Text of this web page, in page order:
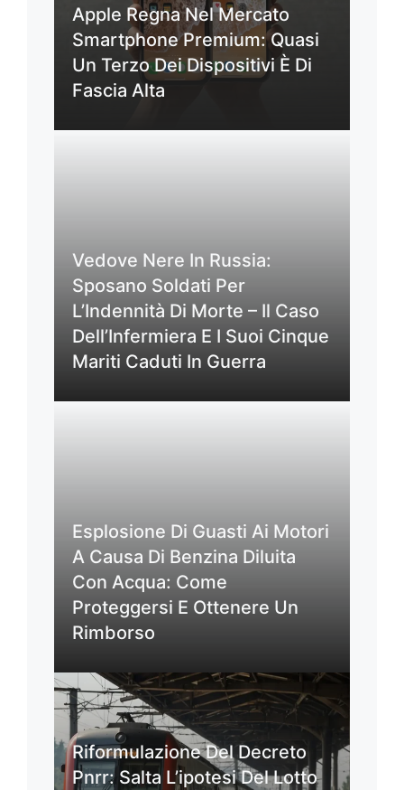
Apple Regna Nel Mercato
Smartphone Premium: Quasi
Un Terzo Dei Dispositivi È Di
Fascia Alta
Vedove Nere In Russia:
Sposano Soldati Per
L’Indennità Di Morte – Il Caso
Dell’Infermiera E I Suoi Cinque
Mariti Caduti In Guerra
Esplosione Di Guasti Ai Motori
A Causa Di Benzina Diluita
Con Acqua: Come
Proteggersi E Ottenere Un
Rimborso
Riformulazione Del Decreto
Pnrr: Salta L’ipotesi Del Lotto